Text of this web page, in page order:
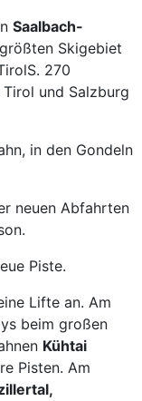
Saalbach-
Skigebiet
270
und Salzburg
in den Gondeln
neuen Abfahrten
Piste.
Lifte an. Am
beim großen
Kühtai
Pisten. Am